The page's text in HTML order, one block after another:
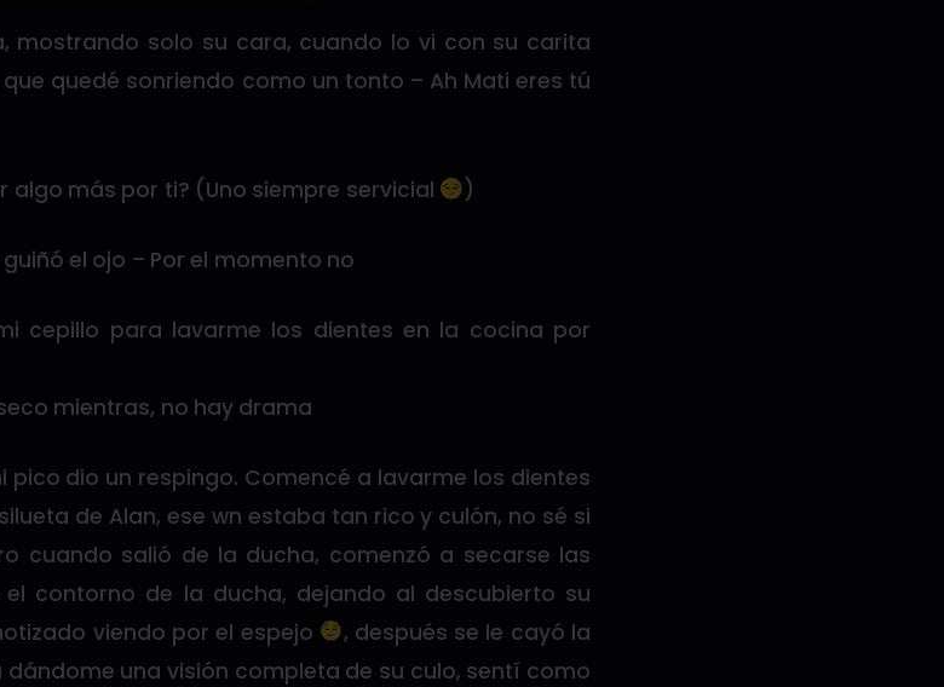
mostrando solo su cara, cuando lo vi con su carita
quedé sonriendo como un tonto – Ah Mati eres tú
algo más por ti? (Uno siempre servicial )
el ojo – Por el momento no
cepillo para lavarme los dientes en la cocina por
mientras, no hay drama
dio un respingo. Comencé a lavarme los dientes
de Alan, ese wn estaba tan rico y culón, no sé si
cuando salió de la ducha, comenzó a secarse las
contorno de la ducha, dejando al descubierto su
viendo por el espejo
, después se le cayó la
una visión completa de su culo, sentí como